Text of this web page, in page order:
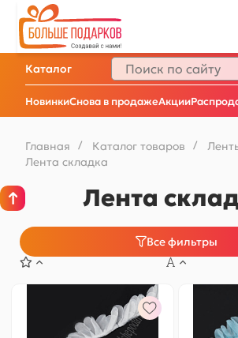
НовинкиСнова в продажеАкции
Каталог
Главная / Каталог товаров /
Лента складка
Лента
Все фильтры